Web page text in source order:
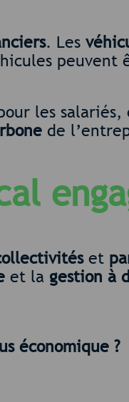
. Les
peuvent
les
de
et
et la gestion à
économique ?